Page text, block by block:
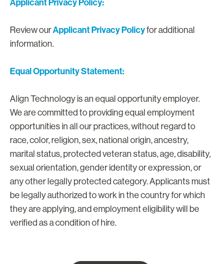
Applicant Privacy Policy:
Review ourApplicant Privacy Policyfor additional
information.
Equal Opportunity Statement:
Align Technology is an equal opportunity employer.
We are committed to providing equal employment
opportunities in all our practices, without regard to
race, color, religion, sex, national origin, ancestry,
marital status, protected veteran status, age, disability,
sexual orientation, gender identity or expression, or
any other legally protected category. Applicants must
be legally authorized to work in the country for which
they are applying, and employment eligibility will be
verified as a condition of hire.